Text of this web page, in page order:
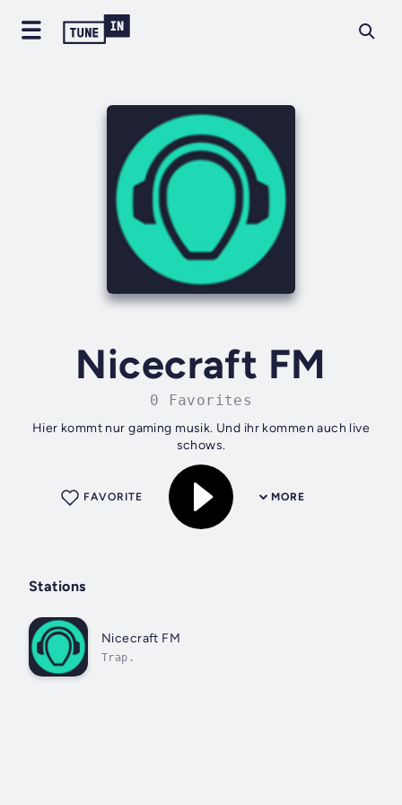
Nicecraft FM
0 Favorites
Hier kommt nur gaming musik. Und ihr kommen auch live
schows.
MORE
FAVORITE
Stations
Nicecraft FM
Trap.